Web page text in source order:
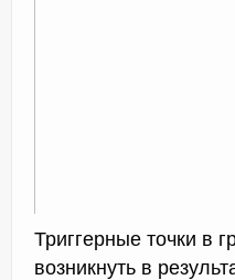
Триггерные точки в
возникнуть в